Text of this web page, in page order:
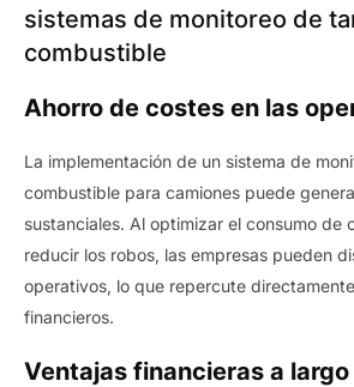
sistemas de monitoreo de
combustible
Ahorro de costes en las
La implementación de un sistema de
combustible para camiones puede
sustanciales. Al optimizar el consumo de
reducir los robos, las empresas pueden
operativos, lo que repercute
financieros.
Ventajas financieras a